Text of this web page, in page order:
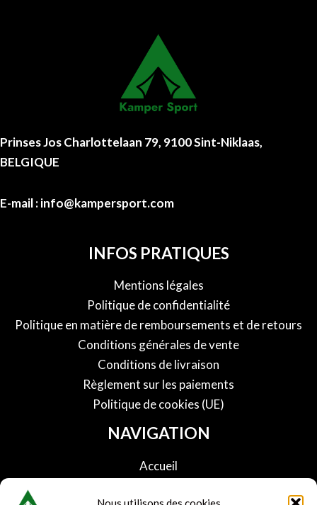
Prinses Jos Charlottelaan 79, 9100 Sint-Niklaas,
BELGIQUE
E-mail : info@kampersport.com
INFOS PRATIQUES
Mentions légales
Politique de confidentialité
Politique en matière de remboursements et de retours
Conditions générales de vente
Conditions de livraison
Règlement sur les paiements
Politique de cookies (UE)
NAVIGATION
Accueil